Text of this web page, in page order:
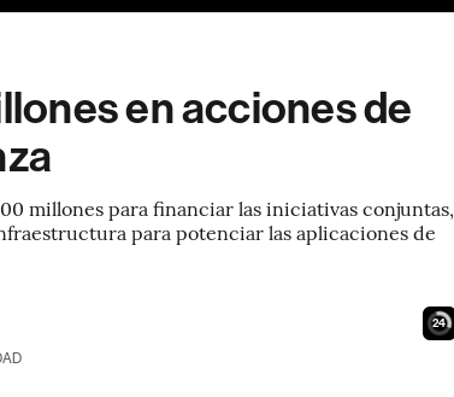
en acciones de
millones para financiar las iniciativas conjuntas,
para potenciar las aplicaciones de
23